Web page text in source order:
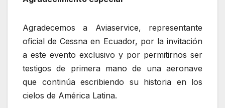
Agradecemos a Aviaservice, representante
oficial de Cessna en Ecuador, por la invitación
a este evento exclusivo y por permitirnos ser
testigos de primera mano de una aeronave
que continúa escribiendo su historia en los
cielos de América Latina.